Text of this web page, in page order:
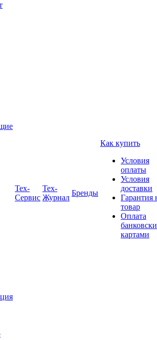
Tex-
Сервис
Тех-
Журнал
Бренды
Как купить
Условия
оплаты
Условия
доставки
Гарантия
товар
Оплата
картами